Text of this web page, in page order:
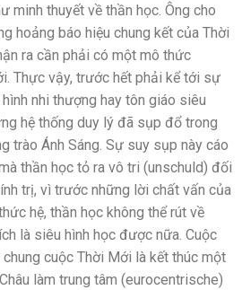
minh thuyết về thần học. Ông cho
hoảng báo hiệu chung kết của Thời
ra cần phải có một mô thức
Thực vậy, trước hết phải kể tới sự
nhi thượng hay tôn giáo siêu
hệ thống duy lý đã sụp đổ trong
trào Ánh Sáng. Sự suy sụp này cáo
thần học tỏ ra vô tri (unschuld) đối
trị, vì trước những lời chất vấn của
hệ, thần học không thể rút về
là siêu hình học được nữa. Cuộc
cuộc Thời Mới là kết thúc một
làm trung tâm (eurocentrische)